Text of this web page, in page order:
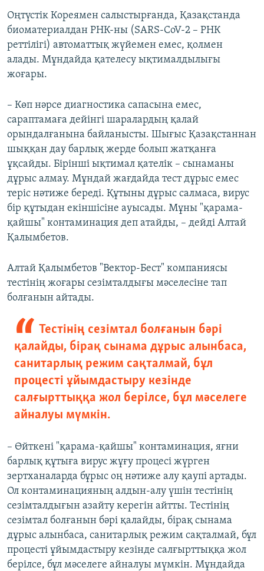
Оңтүстік Кореямен салыстырғанда, Қазақстанда
биоматериалдан РНК-ны (SARS-CoV-2 – РНК
реттілігі) автоматтық жүйемен емес, қолмен
алады. Мұндайда қателесу ықтималдылығы
жоғары.
– Көп нәрсе диагностика сапасына емес,
сараптамаға дейінгі шаралардың қалай
орындалғанына байланысты. Шығыс Қазақстаннан
шыққан дау барлық жерде болып жатқанға
ұқсайды. Бірінші ықтимал қателік – сынаманы
дұрыс алмау. Мұндай жағдайда тест дұрыс емес
теріс нәтиже береді. Құтыны дұрыс салмаса, вирус
бір құтыдан екіншісіне ауысады. Мұны "қарама-
қайшы" контаминация деп атайды, – дейді Алтай
Қалымбетов.
Алтай Қалымбетов "Вектор-Бест" компаниясы
тестінің жоғары сезімталдығы мәселесіне тап
болғанын айтады.
Тестінің сезімтал болғанын бәрі
қалайды, бірақ сынама дұрыс алынбаса,
санитарлық режим сақталмай, бұл
процесті ұйымдастыру кезінде
салғырттыққа жол берілсе, бұл мәселеге
айналуы мүмкін.
– Өйткені "қарама-қайшы" контаминация, яғни
барлық құтыға вирус жұғу процесі жүрген
зертханаларда бұрыс оң нәтиже алу қаупі артады.
Ол контаминацияның алдын-алу үшін тестінің
сезімталдығын азайту керегін айтты. Тестінің
сезімтал болғанын бәрі қалайды, бірақ сынама
дұрыс алынбаса, санитарлық режим сақталмай, бұл
процесті ұйымдастыру кезінде салғырттыққа жол
берілсе, бұл мәселеге айналуы мүмкін. Мұндайда